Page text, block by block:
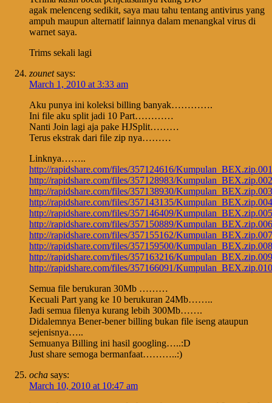
agak melenceng sedikit, saya mau tahu tentang antivirus yang
ampuh maupun alternatif lainnya dalam menangkal virus di
warnet saya.
Trims sekali lagi
zounet says:
March 1, 2010 at 3:33 am
Aku punya ini koleksi billing banyak………….
Ini file aku split jadi 10 Part…………
Nanti Join lagi aja pake HJSplit………
Terus ekstrak dari file zip nya………
Linknya……..
http://rapidshare.com/files/357124616/Kumpulan_BEX.zip.001
http://rapidshare.com/files/357128983/Kumpulan_BEX.zip.002
http://rapidshare.com/files/357138930/Kumpulan_BEX.zip.003
http://rapidshare.com/files/357143135/Kumpulan_BEX.zip.004
http://rapidshare.com/files/357146409/Kumpulan_BEX.zip.005
http://rapidshare.com/files/357150889/Kumpulan_BEX.zip.006
http://rapidshare.com/files/357155162/Kumpulan_BEX.zip.007
http://rapidshare.com/files/357159500/Kumpulan_BEX.zip.008
http://rapidshare.com/files/357163216/Kumpulan_BEX.zip.009
http://rapidshare.com/files/357166091/Kumpulan_BEX.zip.010
Semua file berukuran 30Mb ………
Kecuali Part yang ke 10 berukuran 24Mb……..
Jadi semua filenya kurang lebih 300Mb…….
Didalemnya Bener-bener billing bukan file iseng ataupun
sejenisnya…..
Semuanya Billing ini hasil googling…..:D
Just share semoga bermanfaat………..:)
ocha says:
March 10, 2010 at 10:47 am